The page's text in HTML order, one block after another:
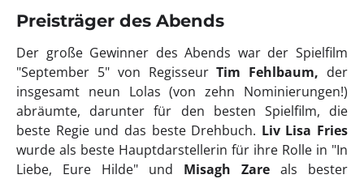
Preisträger des Abends
Der große Gewinner des Abends war der Spielfilm
"September 5" von RegisseurTim Fehlbaum, der
insgesamt neun Lolas (von zehn Nominierungen!)
abräumte, darunter für den besten Spielfilm, die
beste Regie und das beste Drehbuch. Liv Lisa Fries
wurde als beste Hauptdarstellerin für ihre Rolle in "In
Liebe, Eure Hilde" und Misagh Zare als bester